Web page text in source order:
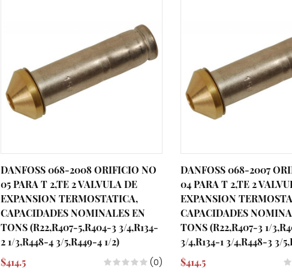
DANFOSS 068-2008 ORIFICIO NO
05 PARA T 2,TE 2 VALVULA DE
EXPANSION TERMOSTATICA,
CAPACIDADES NOMINALES EN
TONS (R22,R407-5,R404-3 3/4,R134-
2 1/3,R448-4 3/5,R449-4 1/2)
$414.5
(0)
DANFOSS 068-2007
04 PARA T 2,TE 2
EXPANSION
CAPACIDADES
TONS (R22,R407-3 1/
3/4,R134-1 3/4,R448-3 3/
$414.5